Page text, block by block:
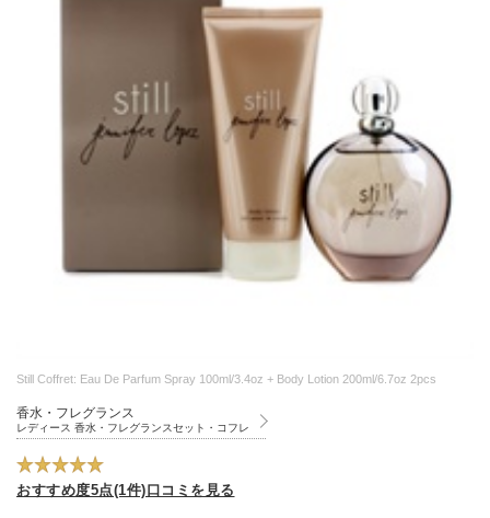
Still Coffret: Eau De Parfum Spray 100ml/3.4oz + Body Lotion 200ml/6.7oz 2pcs
香水・フレグランス
レディース 香水・フレグランスセット・コフレ
おすすめ度5点(1件)口コミを見る